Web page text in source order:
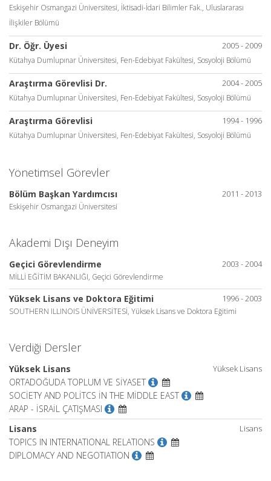
Eskişehir Osmangazi Üniversitesi, İktisadi-İdari Bilimler Fak., Uluslararası
İlişkiler Bölümü
2005 - 2009
Dr. Öğr. Üyesi
Kütahya Dumlupınar Üniversitesi, Fen-Edebiyat Fakültesi, Sosyoloji Bölümü
2004 - 2005
Araştırma Görevlisi Dr.
Kütahya Dumlupınar Üniversitesi, Fen-Edebiyat Fakültesi, Sosyoloji Bölümü
1994 - 1996
Araştırma Görevlisi
Kütahya Dumlupınar Üniversitesi, Fen-Edebiyat Fakültesi, Sosyoloji Bölümü
Yönetimsel Görevler
2011 - 2013
Bölüm Başkan Yardımcısı
Eskişehir Osmangazi Üniversitesi
Akademi Dışı Deneyim
2003 - 2004
Geçici Görevlendirme
MİLLİ EĞİTİM BAKANLIĞI, Geçici Görevlendirme
1996 - 2003
Yüksek Lisans ve Doktora Eğitimi
SOUTHERN ILLINOIS ÜNİVERSİTESİ, Yüksek Lisans ve Doktora Eğitimi
Verdiği Dersler
Yüksek Lisans
Yüksek Lisans
ORTADOĞUDA TOPLUM VE SİYASET
SOCİETY AND POLİTCS İN THE MİDDLE EAST
ARAP - İSRAİL ÇATIŞMASI
Lisans
Lisans
TOPICS IN INTERNATIONAL RELATIONS
DIPLOMACY AND NEGOTIATION